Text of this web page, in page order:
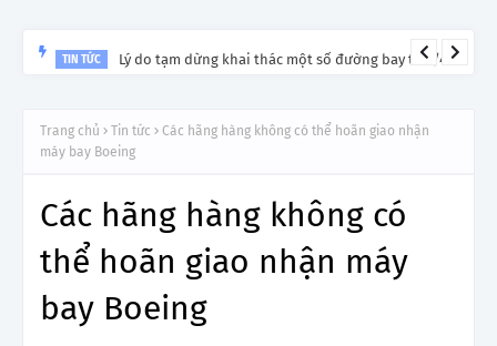
TIN TỨC Lý do tạm dừng khai thác một số đường bay từ 1/4
Trang chủ Tin tức
Các hãng hàng không có thể hoãn giao nhận
máy bay Boeing
Các hãng hàng không có
thể hoãn giao nhận máy
bay Boeing